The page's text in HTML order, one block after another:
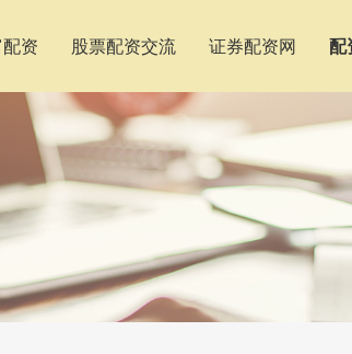
资 股票配资交流 证券配资网 配